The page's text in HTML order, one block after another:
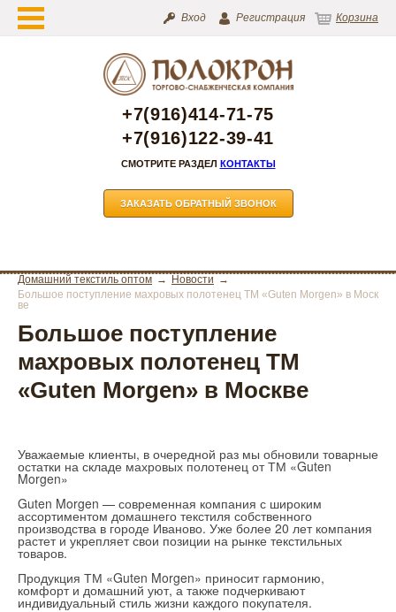
Вход Регистрация Корзина
+7(916)414-71-75
+7(916)122-39-41
СМОТРИТЕ РАЗДЕЛ КОНТАКТЫ
ЗАКАЗАТЬ ОБРАТНЫЙ ЗВОНОК
Домашний текстиль оптом
Новости
Большое поступление махровых полотенец ТМ «Guten Morgen» в Моск
ве
Большое поступление
махровых полотенец ТМ
«Guten Morgen» в Москве
Уважаемые клиенты, в очередной раз мы обновили товарные
остатки на складе махровых полотенец от ТМ «Guten
Morgen»
Guten Morgen — современная компания с широким
ассортиментом домашнего текстиля собственного
производства в городе Иваново. Уже более 20 лет компания
растет и укрепляет свои позиции на рынке текстильных
товаров.
Продукция ТМ «Guten Morgen» приносит гармонию,
комфорт и домашний уют, а также подчеркивают
индивидуальный стиль жизни каждого покупателя.